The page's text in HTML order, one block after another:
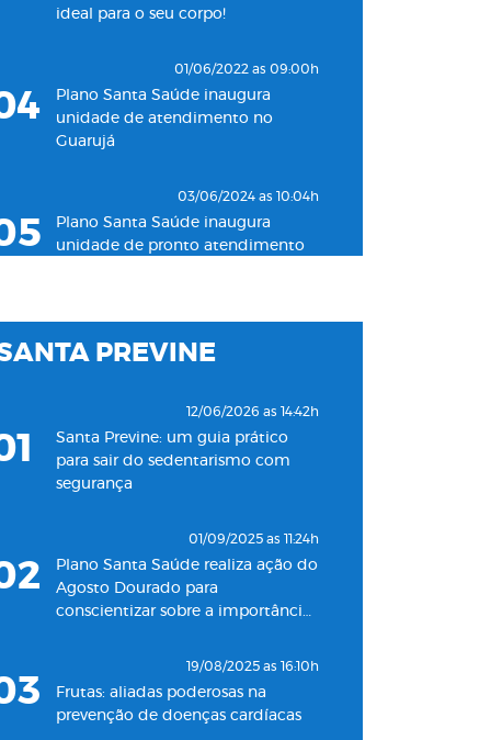
ideal para o seu corpo!
01/06/2022 as 09:00h
Plano Santa Saúde inaugura
unidade de atendimento no
Guarujá
03/06/2024 as 10:04h
Plano Santa Saúde inaugura
unidade de pronto atendimento
19/11/2022 as 09:53h
Plano Santa Saúde inaugura
Clínica Santa Saúde inaugurará
Santa Saúde Consultas inaugura
nova unidade de coleta
PREVINE
12/06/2026 as 14:42h
Santa Previne: um guia prático
para sair do sedentarismo com
segurança
01/09/2025 as 11:24h
Plano Santa Saúde realiza ação do
Agosto Dourado para
conscientizar sobre a importância
19/08/2025 as 16:10h
Frutas: aliadas poderosas na
prevenção de doenças cardíacas